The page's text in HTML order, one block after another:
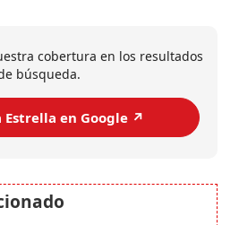
cobertura en los resultados
búsqueda.
Estrella en Google ↗️